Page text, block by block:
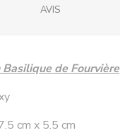
AVIS
de Fourvière
cm x 5.5 cm